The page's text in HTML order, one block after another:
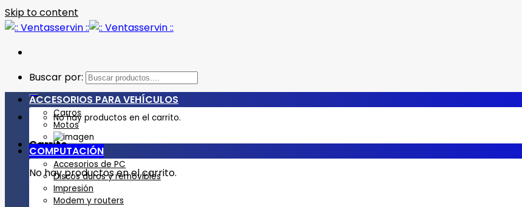
Skip to content
Buscar por:
No hay productos en el carrito.
Carrito
No hay productos en el carrito.
ACCESORIOS PARA VEHÍCULOS
Carros
Motos
COMPUTACIÓN
Accesorios de PC
Discos duros y removibles
Impresión
Modem y routers